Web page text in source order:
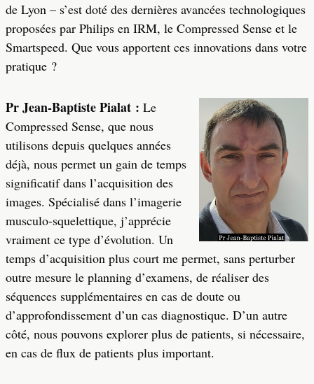
de Lyon – s’est doté des dernières avancées technologiques
proposées par Philips en IRM, le Compressed Sense et le
Smartspeed. Que vous apportent ces innovations dans votre
pratique ?
Pr Jean-Baptiste Pialat : Le
Compressed Sense, que nous
utilisons depuis quelques années
déjà, nous permet un gain de temps
significatif dans l’acquisition des
images. Spécialisé dans l’imagerie
musculo-squelettique, j’apprécie
vraiment ce type d’évolution. Un
temps d’acquisition plus court me permet, sans perturber
outre mesure le planning d’examens, de réaliser des
séquences supplémentaires en cas de doute ou
d’approfondissement d’un cas diagnostique. D’un autre
côté, nous pouvons explorer plus de patients, si nécessaire,
en cas de flux de patients plus important.